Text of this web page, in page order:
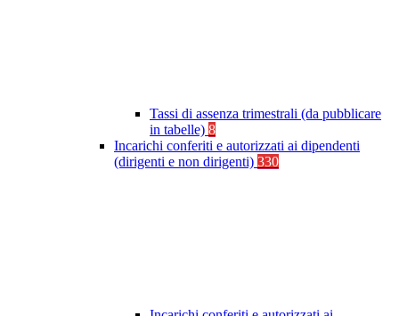
Tassi di assenza trimestrali (da pubblicare
in tabelle) 8
Incarichi conferiti e autorizzati ai dipendenti
(dirigenti e non dirigenti) 330